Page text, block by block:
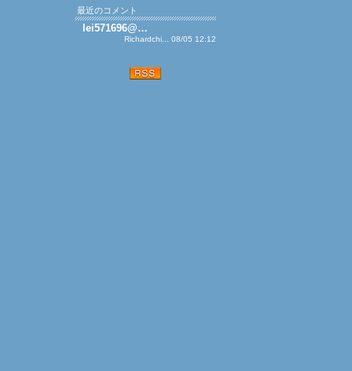
最近のコメント
lei571696@…
Richardchi... 08/05 12:12